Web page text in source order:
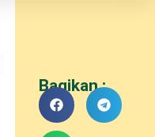
Bagikan :